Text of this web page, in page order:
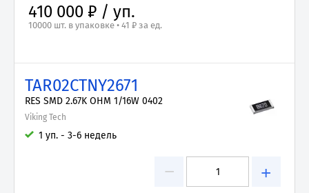
410 000 ₽ / уп.
10000 шт. в упаковке • 41 ₽ за ед.
TAR02CTNY2671
RES SMD 2.67K OHM 1/16W 0402
Viking Tech
1 уп. - 3-6 недель
− +